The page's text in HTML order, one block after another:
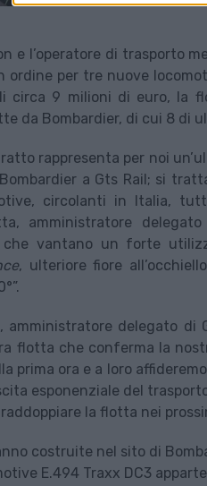
e l’operatore di trasporto
ordine per tre nuove
circa 9 milioni di euro, la
da Bombardier, di cui 8 di
rappresenta per noi
a Gts Rail; si
circolanti in Italia,
amministratore
che vantano un forte
, ulteriore fiore
amministratore delegato di
flotta che conferma la
prima ora e a loro
esponenziale del
la flotta nei
costruite nel sito di
E.494 Traxx DC3